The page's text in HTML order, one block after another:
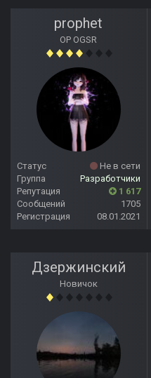
prophet
OP OGSR
Статус
Не в сети
Группа
Разработчики
Репутация
1 617
Сообщений
1705
Регистрация
08.01.2021
Дзержинский
Новичок